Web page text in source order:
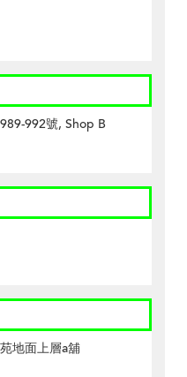
992號, Shop B
地面上層a舖